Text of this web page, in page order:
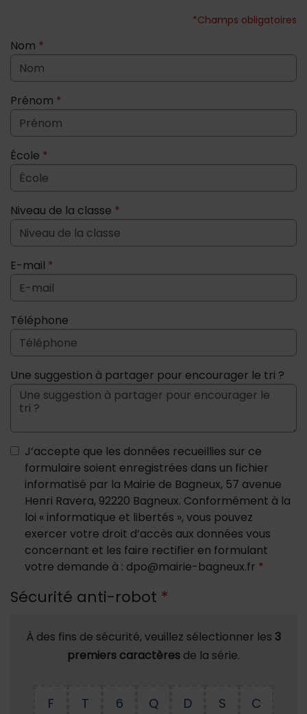
*Champs obligatoires
Nom *
Prénom *
École *
Niveau de la classe *
E-mail *
Téléphone
Une suggestion à partager pour encourager le tri ?
J’accepte que les données recueillies sur ce
formulaire soient enregistrées dans un fichier
informatisé par la Mairie de Bagneux, 57 avenue
Henri Ravera, 92220 Bagneux. Conformément à la
loi « informatique et libertés », vous pouvez
exercer votre droit d’accès aux données vous
concernant et les faire rectifier en formulant
votre demande à : dpo@mairie-bagneux.fr *
Sécurité anti-robot *
À des fins de sécurité, veuillez sélectionner les 3
premiers caractères de la série.
F T 6 Q D S C